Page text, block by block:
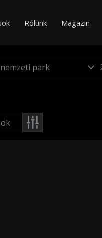
Rólunk Magazin